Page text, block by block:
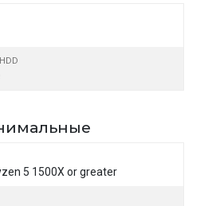
5 1500X or greater